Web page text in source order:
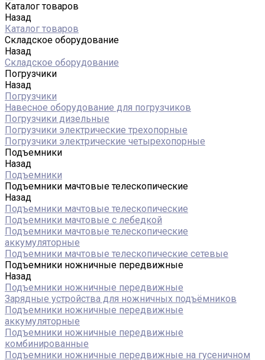
Каталог товаров
Назад
Каталог товаров
Складское оборудование
Назад
Складское оборудование
Погрузчики
Назад
Погрузчики
Навесное оборудование для погрузчиков
Погрузчики дизельные
Погрузчики электрические трехопорные
Погрузчики электрические четырехопорные
Подъемники
Назад
Подъемники
Подъемники мачтовые телескопические
Назад
Подъемники мачтовые телескопические
Подъемники мачтовые с лебедкой
Подъемники мачтовые телескопические
аккумуляторные
Подъемники мачтовые телескопические сетевые
Подъемники ножничные передвижные
Назад
Подъемники ножничные передвижные
Зарядные устройства для ножничных подъёмников
Подъемники ножничные передвижные
аккумуляторные
Подъемники ножничные передвижные
комбинированные
Подъемники ножничные передвижные на гусеничном